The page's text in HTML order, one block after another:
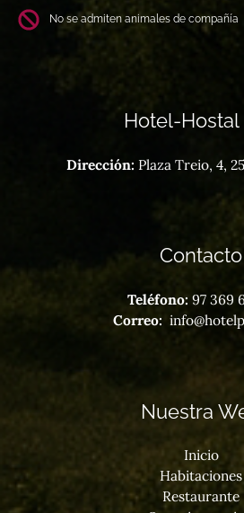
No se admiten animales de compañía
Hotel-Hostal
Dirección: Plaza Treio, 4,
Contacto
Teléfono: 97 369
Correo:
Nuestra
Inicio
Habitaciones
Restaurante